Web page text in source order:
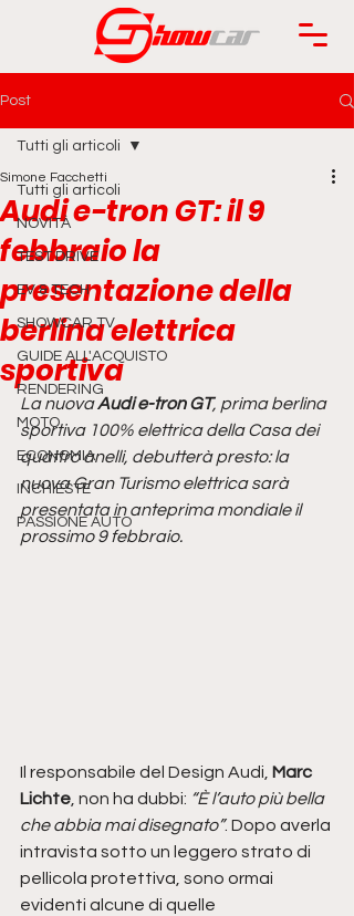
Post
Tutti gli articoli
NOVITÀ
TEST DRIVE
EV & TECH
SHOWCAR TV
GUIDE ALL'ACQUISTO
RENDERING
MOTO
ECONOMIA
INCHIESTE
PASSIONE AUTO
Tutti gli articoli
Audi e-tron GT: il 9
febbraio la
presentazione della
berlina elettrica
sportiva
Simone Facchetti
La nuova Audi e-tron GT, prima berlina
sportiva 100% elettrica della Casa dei
quattro anelli, debutterà presto: la
nuova Gran Turismo elettrica sarà
presentata in anteprima mondiale il
prossimo 9 febbraio.
Il responsabile del Design Audi, Marc
Lichte, non ha dubbi: “È l’auto più bella
che abbia mai disegnato”. Dopo averla
intravista sotto un leggero strato di
pellicola protettiva, sono ormai
evidenti alcune di quelle